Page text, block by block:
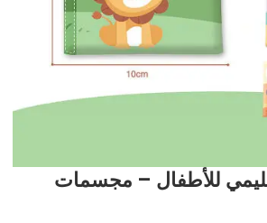
للأطفال – مجسمات